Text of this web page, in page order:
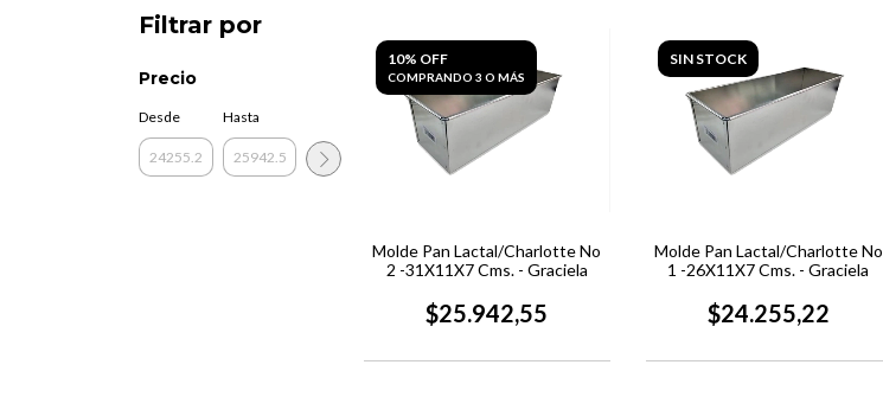
Filtrar por
Precio
Desde Hasta
10% OFF
COMPRANDO 3 O MÁS
Molde Pan Lactal/Charlotte No
2 -31X11X7 Cms. - Graciela
$25.942,55
SIN STOCK
Molde Pan Lactal/Charlotte No
1 -26X11X7 Cms. - Graciela
$24.255,22